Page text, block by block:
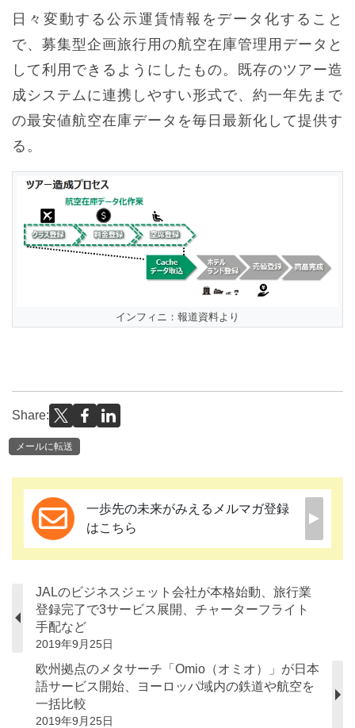
日々変動する公示運賃情報をデータ化すること
で、募集型企画旅行用の航空在庫管理用データと
して利用できるようにしたもの。既存のツアー造
成システムに連携しやすい形式で、約一年先まで
の最安値航空在庫データを毎日最新化して提供す
る。
インフィニ：報道資料より
Share:
メールに転送
一歩先の未来がみえるメルマガ登録
はこちら
JALのビジネスジェット会社が本格始動、旅行業
登録完了で3サービス展開、チャーターフライト
手配など
2019年9月25日
欧州拠点のメタサーチ「Omio（オミオ）」が日本
語サービス開始、ヨーロッパ域内の鉄道や航空を
一括比較
2019年9月25日